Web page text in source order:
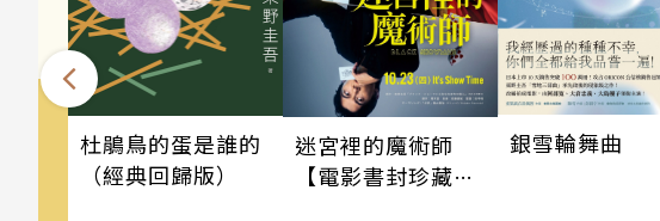
杜鵑鳥的蛋是誰的
（經典回歸版）
迷宮裡的魔術師
【電影書封珍藏
銀雪輪舞曲